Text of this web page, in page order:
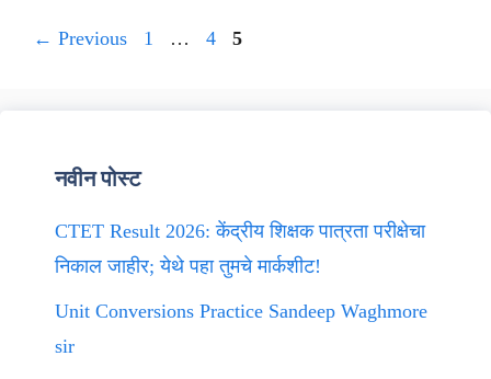
← Previous Page
1 … Page
4 Page
5
नवीन पोस्ट
CTET Result 2026: केंद्रीय शिक्षक पात्रता परीक्षेचा
निकाल जाहीर; येथे पहा तुमचे मार्कशीट!
Unit Conversions Practice Sandeep Waghmore
sir